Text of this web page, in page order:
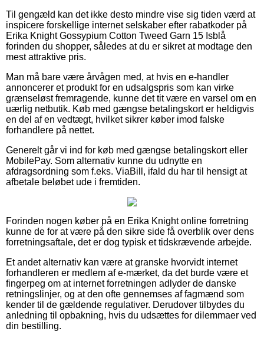
Til gengæld kan det ikke desto mindre vise sig tiden værd at
inspicere forskellige internet selskaber efter rabatkoder på
Erika Knight Gossypium Cotton Tweed Garn 15 Isblå
forinden du shopper, således at du er sikret at modtage den
mest attraktive pris.
Man må bare være årvågen med, at hvis en e-handler
annoncerer et produkt for en udsalgspris som kan virke
grænseløst fremragende, kunne det tit være en varsel om en
uærlig netbutik. Køb med gængse betalingskort er heldigvis
en del af en vedtægt, hvilket sikrer køber imod falske
forhandlere på nettet.
Generelt går vi ind for køb med gængse betalingskort eller
MobilePay. Som alternativ kunne du udnytte en
afdragsordning som f.eks. ViaBill, ifald du har til hensigt at
afbetale beløbet ude i fremtiden.
Forinden nogen køber på en Erika Knight online forretning
kunne de for at være på den sikre side få overblik over dens
forretningsaftale, det er dog typisk et tidskrævende arbejde.
Et andet alternativ kan være at granske hvorvidt internet
forhandleren er medlem af e-mærket, da det burde være et
fingerpeg om at internet forretningen adlyder de danske
retningslinjer, og at den ofte gennemses af fagmænd som
kender til de gældende regulativer. Derudover tilbydes du
anledning til opbakning, hvis du udsættes for dilemmaer ved
din bestilling.